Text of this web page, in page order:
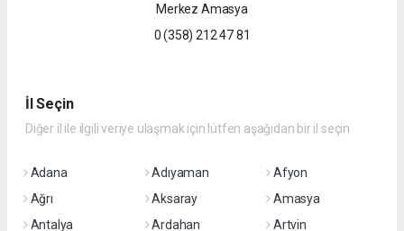
Merkez Amasya
0 (358) 212 47 81
İl Seçin
Diğer il ile ilgili veriye ulaşmak için lütfen aşağıdan bir il seçin
Adana Adıyaman
Afyon
Ağrı
Aksaray
Amasya
Antalya
Ardahan
Artvin